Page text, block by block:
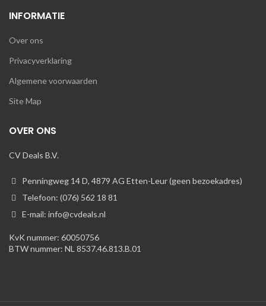
INFORMATIE
Over ons
Privacyverklaring
Algemene voorwaarden
Site Map
OVER ONS
CV Deals B.V.
Penningweg 14 D, 4879 AG Etten-Leur (geen bezoekadres)
Telefoon: (076) 562 18 81
E-mail: info@cvdeals.nl
KvK nummer: 60050756
BTW nummer: NL 8537.46.813.B.01